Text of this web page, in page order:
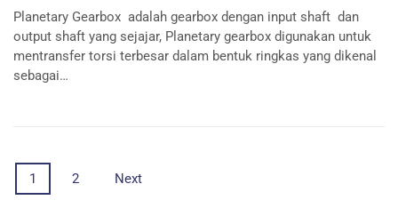
Gearbox
Rossi
Motoriduttori
Planetary Gearbox adalah gearbox dengan input shaft dan
output shaft yang sejajar, Planetary gearbox digunakan untuk
mentransfer torsi terbesar dalam bentuk ringkas yang dikenal
sebagai…
Posts
navigation
1 2 Next